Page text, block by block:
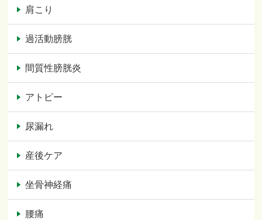
肩こり
過活動膀胱
間質性膀胱炎
アトピー
尿漏れ
産後ケア
坐骨神経痛
腰痛